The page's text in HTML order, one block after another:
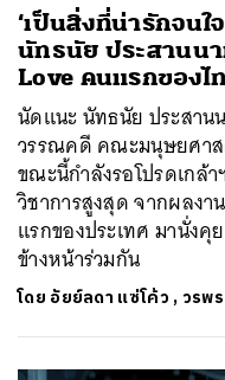
‘เป็นสิ่งที่น่ารักจนใ
นัทธนัย ประสานน
Love คนแรกของไ
นัดแนะ นัทธนัย ประสาน
วรรณคดี คณะมนุษยศาส
ขณะนี้กำลังรอโปรดเกล้
วิชาการสูงสุด จากผลงา
แรกของประเทศ มานั่งคุ
ข้างหน้าร่วมกัน
โดย อัยย์ลดา แซ่โค้ว ,วรพ